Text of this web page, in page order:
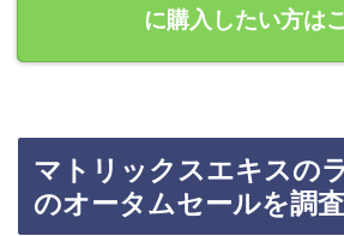
に購入したい方は
マトリックスエキスの
のオータムセールを調